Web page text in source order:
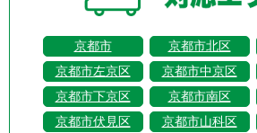
京都市 京都市北区
京都市左京区
京都市中京区
京都市下京区
京都市南区
京都市伏見区
京都市山科区